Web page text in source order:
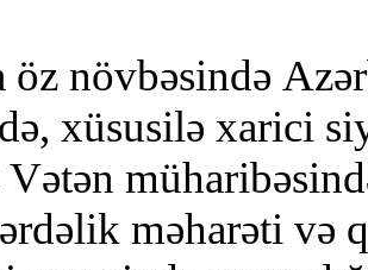
öz növbəsində
xüsusilə xarici
məharəti və